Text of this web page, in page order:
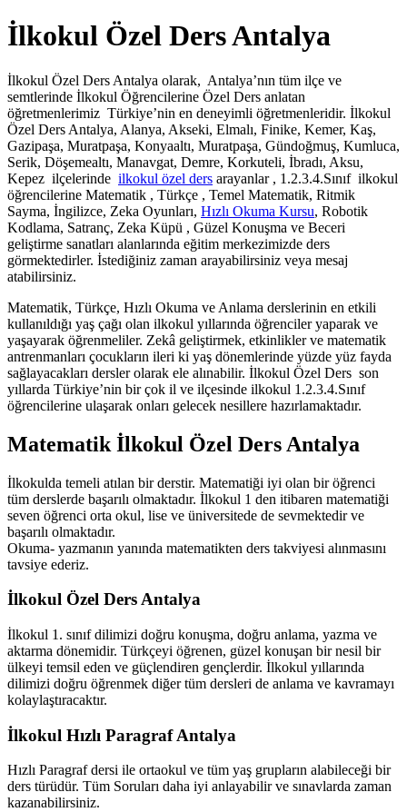
İlkokul Özel Ders Antalya
İlkokul Özel Ders Antalya olarak, Antalya’nın tüm ilçe ve
semtlerinde İlkokul Öğrencilerine Özel Ders anlatan
öğretmenlerimiz Türkiye’nin en deneyimli öğretmenleridir. İlkokul
Özel Ders Antalya, Alanya, Akseki, Elmalı, Finike, Kemer, Kaş,
Gazipaşa, Muratpaşa, Konyaaltı, Muratpaşa, Gündoğmuş, Kumluca,
Serik, Döşemealtı, Manavgat, Demre, Korkuteli, İbradı, Aksu,
Kepez ilçelerinde ilkokul özel ders arayanlar , 1.2.3.4.Sınıf ilkokul
öğrencilerine Matematik , Türkçe , Temel Matematik, Ritmik
Sayma, İngilizce, Zeka Oyunları, Hızlı Okuma Kursu, Robotik
Kodlama, Satranç, Zeka Küpü , Güzel Konuşma ve Beceri
geliştirme sanatları alanlarında eğitim merkezimizde ders
görmektedirler. İstediğiniz zaman arayabilirsiniz veya mesaj
atabilirsiniz.
Matematik, Türkçe, Hızlı Okuma ve Anlama derslerinin en etkili
kullanıldığı yaş çağı olan ilkokul yıllarında öğrenciler yaparak ve
yaşayarak öğrenmeliler. Zekâ geliştirmek, etkinlikler ve matematik
antrenmanları çocukların ileri ki yaş dönemlerinde yüzde yüz fayda
sağlayacakları dersler olarak ele alınabilir. İlkokul Özel Ders son
yıllarda Türkiye’nin bir çok il ve ilçesinde ilkokul 1.2.3.4.Sınıf
öğrencilerine ulaşarak onları gelecek nesillere hazırlamaktadır.
Matematik İlkokul Özel Ders Antalya
İlkokulda temeli atılan bir derstir. Matematiği iyi olan bir öğrenci
tüm derslerde başarılı olmaktadır. İlkokul 1 den itibaren matematiği
seven öğrenci orta okul, lise ve üniversitede de sevmektedir ve
başarılı olmaktadır.
Okuma- yazmanın yanında matematikten ders takviyesi alınmasını
tavsiye ederiz.
İlkokul Özel Ders Antalya
İlkokul 1. sınıf dilimizi doğru konuşma, doğru anlama, yazma ve
aktarma dönemidir. Türkçeyi öğrenen, güzel konuşan bir nesil bir
ülkeyi temsil eden ve güçlendiren gençlerdir. İlkokul yıllarında
dilimizi doğru öğrenmek diğer tüm dersleri de anlama ve kavramayı
kolaylaştıracaktır.
İlkokul Hızlı Paragraf Antalya
Hızlı Paragraf dersi ile ortaokul ve tüm yaş grupların alabileceği bir
ders türüdür. Tüm Soruları daha iyi anlayabilir ve sınavlarda zaman
kazanabilirsiniz.